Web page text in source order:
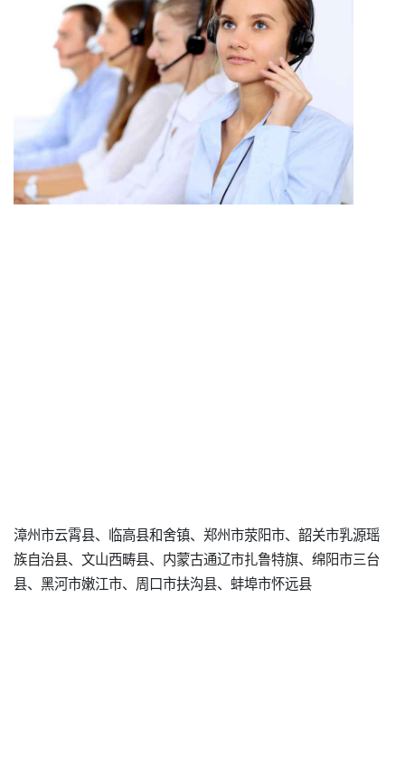
漳州市云霄县、临高县和舍镇、郑州市荥阳市、韶关市乳源瑶
族自治县、文山西畴县、内蒙古通辽市扎鲁特旗、绵阳市三台
县、黑河市嫩江市、周口市扶沟县、蚌埠市怀远县